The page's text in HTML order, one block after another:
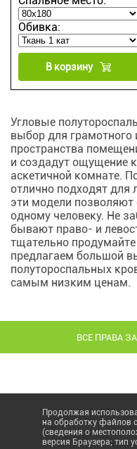
Обивка:
В корзину
Угловые
выбор для грамотного
пространства
и создадут ощущение
аскетичной комнате.
отлично подходят для
эти модели позволяют
одному человеку. Не
бывают право- и
тщательно
предлагаем большой
полутороспальных
самым низким ценам.
ВСЕ ПРАВА
Продолжая
на обработку файлов
(сведения о
версия Браузера; тип